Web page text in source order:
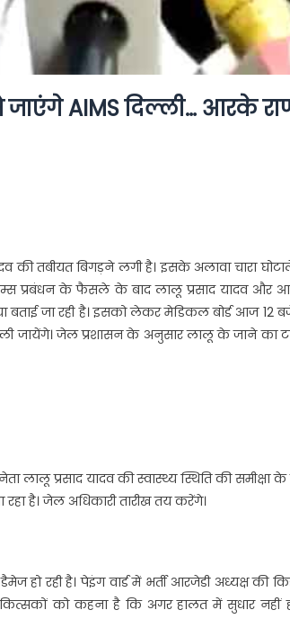
AIMS दिल्ली… आरके
की तबीयत बिगड़ने लगी है। इसके अलावा चारा
प्रबंधन के फैसले के बाद लालू प्रसाद यादव और
बताई जा रही है। इसको लेकर मेडिकल बोर्ड आज 12
जायेंगे। जेल प्रशासन के अनुसार लालू के जाने का
लालू प्रसाद यादव की स्वास्थ्य स्थिति की समीक्षा के
है। जेल अधिकारी तारीख तय करेंगे।
हो रही है। पेइंग वार्ड में भर्ती आरजेडी अध्यक्ष की
को कहना है कि अगर हालत में सुधार नहीं